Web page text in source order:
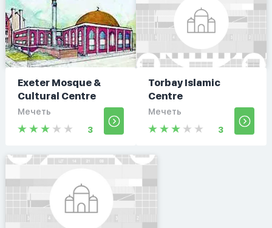
Exeter Mosque &
Cultural Centre
Мечеть
3
Torbay Islamic
Centre
Мечеть
3